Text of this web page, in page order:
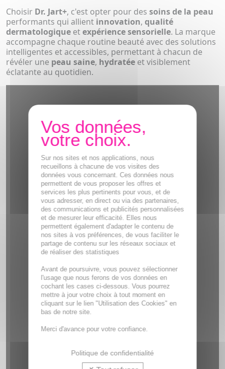
Choisir Dr. Jart+, c'est opter pour des soins de la peau
performants qui allient innovation, qualité
dermatologique etexpérience sensorielle. La marque
accompagne chaque routine beauté avec des solutions
intelligentes et accessibles, permettant à chacun de
révéler une peau saine, hydratée et visiblement
éclatante au quotidien.
Sur nos sites et nos applications, nous
recueillons à chacune de vos visites des
données vous concernant. Ces données nous
permettent de vous proposer les offres et
services les plus pertinents pour vous, et de
vous adresser, en direct ou via des partenaires,
des communications et publicités personnalisées
et de mesurer leur efficacité. Elles nous
permettent également d'adapter le contenu de
nos sites à vos préférences, de vous faciliter le
partage de contenu sur les réseaux sociaux et
de réaliser des statistiques
Avant de poursuivre, vous pouvez sélectionner
l'usage que nous ferons de vos données en
cochant les cases ci-dessous. Vous pourrez
mettre à jour votre choix à tout moment en
cliquant sur le lien "Utilisation des Cookies" en
bas de notre site.
Merci d'avance pour votre confiance.
Politique de confidentialité